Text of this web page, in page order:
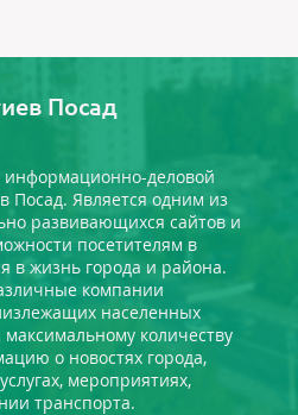
Посад
информационно-деловой
Посад. Является одним из
развивающихся сайтов и
посетителям в
в жизнь города и района.
компании
населенных
максимальному количеству
о новостях города,
мероприятиях,
транспорта.